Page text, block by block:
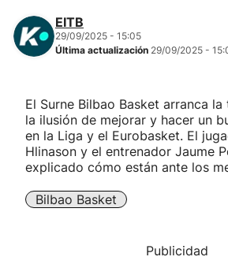
"Helmuga"
EITB
29/09/2025 - 15:05
Última actualización 29/09/2025 -
El Surne Bilbao Basket arranca
la ilusión de mejorar y hacer un
en la Liga y el Eurobasket. El
Hlinason y el entrenador Jaume
explicado cómo están ante los
Bilbao Basket
Publicidad